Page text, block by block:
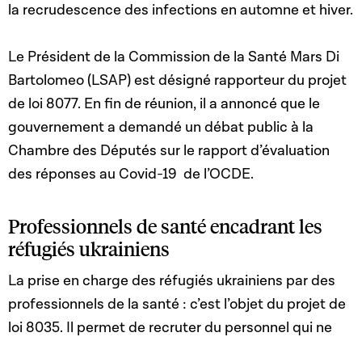
la recrudescence des infections en automne et hiver.
Le Président de la Commission de la Santé Mars Di
Bartolomeo (LSAP) est désigné rapporteur du projet
de loi 8077. En fin de réunion, il a annoncé que le
gouvernement a demandé un débat public à la
Chambre des Députés sur le rapport d’évaluation
des réponses au Covid-19 de l’OCDE.
Professionnels de santé encadrant les
réfugiés ukrainiens
La prise en charge des réfugiés ukrainiens par des
professionnels de la santé : c’est l’objet du projet de
loi 8035. Il permet de recruter du personnel qui ne